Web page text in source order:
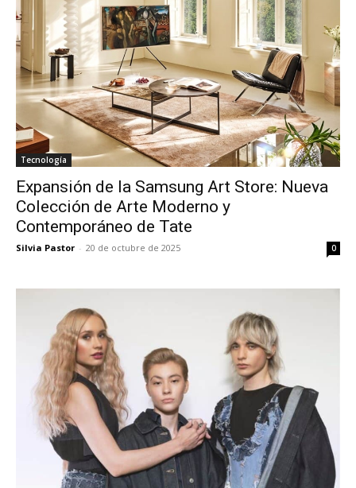
Tecnología
Expansión de la Samsung Art Store: Nueva
Colección de Arte Moderno y
Contemporáneo de Tate
Silvia Pastor - 20 de octubre de 2025 0